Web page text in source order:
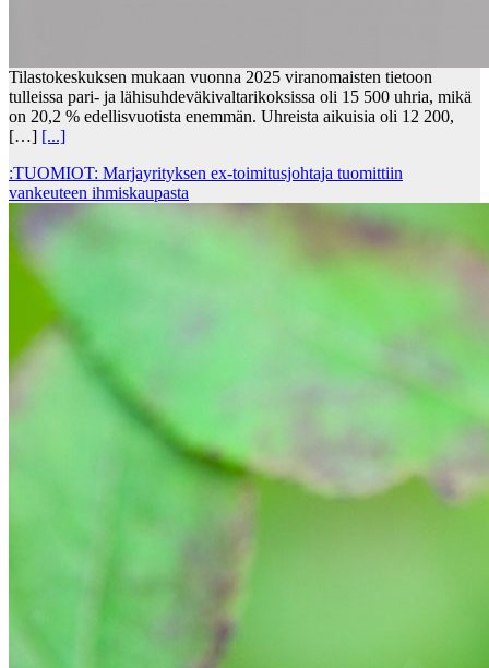
Tilastokeskuksen mukaan vuonna 2025 viranomaisten tietoon
tulleissa pari- ja lähisuhdeväkivaltarikoksissa oli 15 500 uhria, mikä
on 20,2 % edellisvuotista enemmän. Uhreista aikuisia oli 12 200,
[…] [...]
:TUOMIOT: Marjayrityksen ex-toimitusjohtaja tuomittiin
vankeuteen ihmiskaupasta